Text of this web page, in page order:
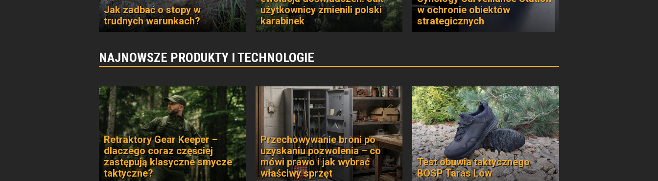
Jak zadbać o stopy w
trudnych warunkach?
użytkownicy zmienili polski
karabinek
w ochronie obiektów
strategicznych
NAJNOWSZE PRODUKTY I TECHNOLOGIE
Retraktory Gear Keeper –
dlaczego coraz częściej
zastępują klasyczne smycze
taktyczne?
Przechowywanie broni po
uzyskaniu pozwolenia – co
mówi prawo i jak wybrać
właściwy sprzęt
Test obuwia taktycznego
BOSP Taras Low